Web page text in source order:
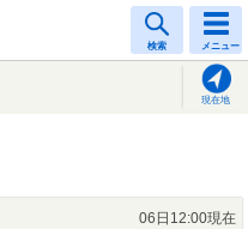
検索 メニュー
現在地
06日12:00現在